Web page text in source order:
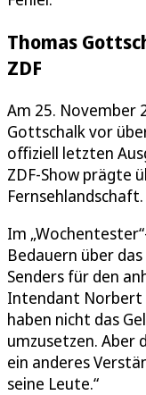
Thomas
ZDF
Am 25. November
Gottschalk vor
offiziell letzten
ZDF-Show prägte
Fernsehlandschaft.
Im
Bedauern über
Senders für den
Intendant Norbert
haben nicht das
umzusetzen. Aber
ein anderes
seine Leute.“